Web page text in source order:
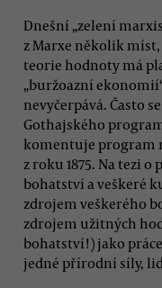
Dnešní „zelení
z Marxe několik
teorie hodnoty má
„buržoazní
nevyčerpává. Často
Gothajského
komentuje program
z roku 1875. Na tezi
bohatství a veškeré
zdrojem veškerého
zdrojem užitných
bohatství!) jako
jedné přírodní síly,